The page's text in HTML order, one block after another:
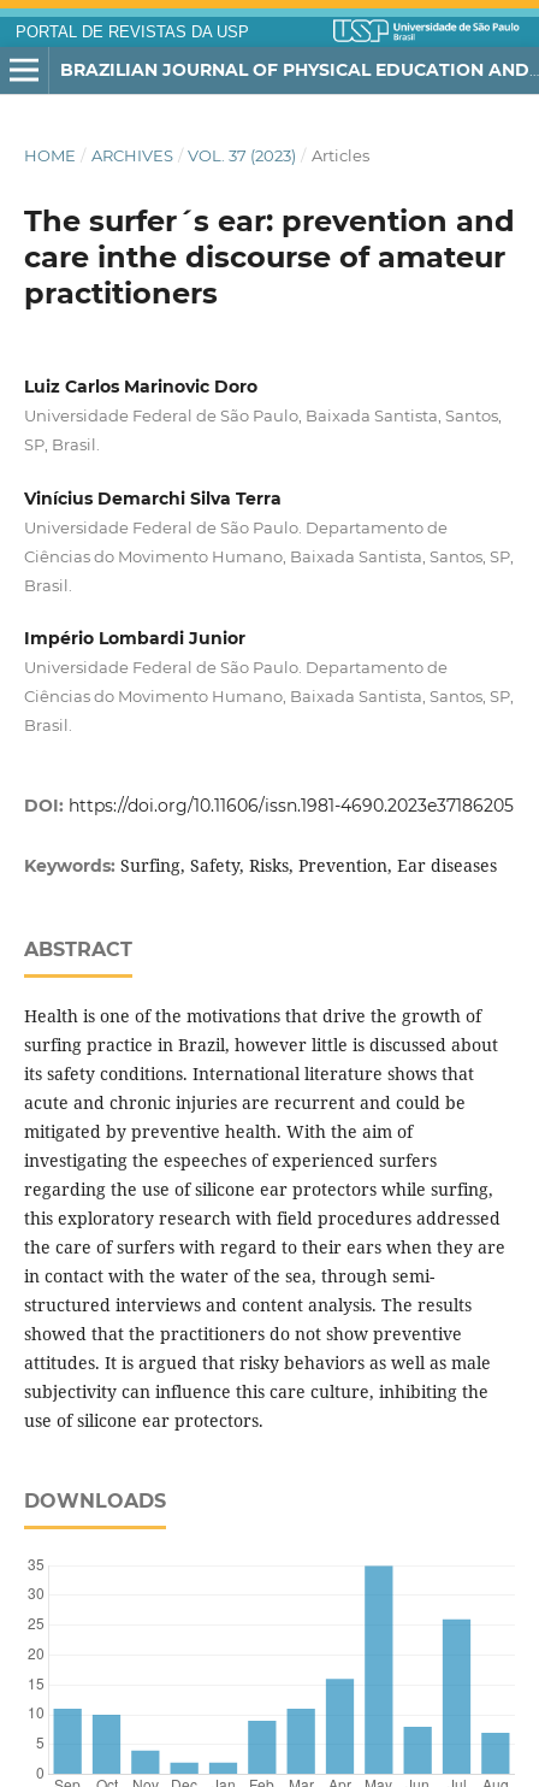
PORTAL DE REVISTAS DA USP
HOME / ARCHIVES / VOL. 37 (2023) / Articles
The surfer´s ear: prevention and
care inthe discourse of amateur
practitioners
Luiz Carlos Marinovic Doro
Universidade Federal de São Paulo, Baixada Santista, Santos,
SP, Brasil.
Vinícius Demarchi Silva Terra
Universidade Federal de São Paulo. Departamento de
Ciências do Movimento Humano, Baixada Santista, Santos, SP,
Brasil.
Império Lombardi Junior
Universidade Federal de São Paulo. Departamento de
Ciências do Movimento Humano, Baixada Santista, Santos, SP,
Brasil.
DOI: https://doi.org/10.11606/issn.1981-4690.2023e37186205
Keywords: Surfing, Safety, Risks, Prevention, Ear diseases
ABSTRACT
Health is one of the motivations that drive the growth of
surfing practice in Brazil, however little is discussed about
its safety conditions. International literature shows that
acute and chronic injuries are recurrent and could be
mitigated by preventive health. With the aim of
investigating the espeeches of experienced surfers
regarding the use of silicone ear protectors while surfing,
this exploratory research with field procedures addressed
the care of surfers with regard to their ears when they are
in contact with the water of the sea, through semi-
structured interviews and content analysis. The results
showed that the practitioners do not show preventive
attitudes. It is argued that risky behaviors as well as male
subjectivity can influence this care culture, inhibiting the
use of silicone ear protectors.
DOWNLOADS